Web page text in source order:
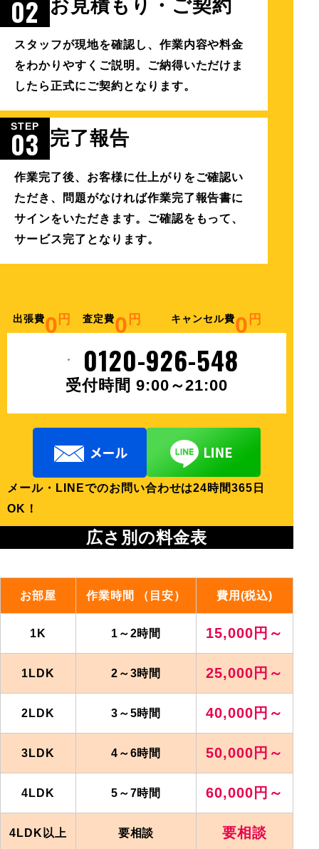
02 お見積もり・ご契約
スタッフが現地を確認し、作業内容や料金
をわかりやすくご説明。ご納得いただけま
したら正式にご契約となります。
STEP
03 完了報告
作業完了後、お客様に仕上がりをご確認い
ただき、問題がなければ作業完了報告書に
サインをいただきます。ご確認をもって、
サービス完了となります。
出張費0 円 査定費0 円 キャンセル費0 円
0120-926-548
受付時間 9:00～21:00
メール・LINEでのお問い合わせは24時間365日
OK！
広さ別の料金表
お部屋 作業時間 （目安） 費用(税込)
1K 1～2時間 15,000円～
1LDK 2～3時間 25,000円～
2LDK 3～5時間 40,000円～
3LDK 4～6時間 50,000円～
4LDK 5～7時間 60,000円～
4LDK以上 要相談 要相談